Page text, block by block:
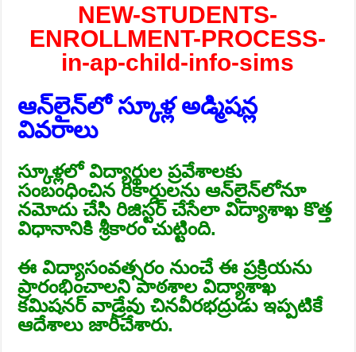
NEW-STUDENTS-
ENROLLMENT-PROCESS-
in-ap-child-info-sims
ఆన్‌లైన్‌లో స్కూళ్ల అడ్మిషన్ల
వివరాలు
స్కూళ్లలో విద్యార్థుల ప్రవేశాలకు
సంబంధించిన రికార్డులను ఆన్‌లైన్‌లోనూ
నమోదు చేసి రిజిస్టర్‌ చేసేలా విద్యాశాఖ కొత్త
విధానానికి శ్రీకారం చుట్టింది.
ఈ విద్యాసంవత్సరం నుంచే ఈ ప్రక్రియను
ప్రారంభించాలని పాఠశాల విద్యాశాఖ
కమిషనర్‌ వాడ్రేవు చినవీరభద్రుడు ఇప్పటికే
ఆదేశాలు జారీచేశారు.